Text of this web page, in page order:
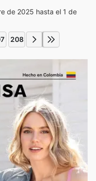
de 2025 hasta el 1 de
208